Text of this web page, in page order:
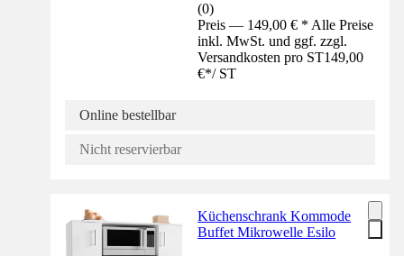
(0)
Preis — 149,00 € * Alle Preise
inkl. MwSt. und ggf. zzgl.
Versandkosten pro ST149,00
€*/ ST
Online bestellbar
Nicht reservierbar
Küchenschrank Kommode
Buffet Mikrowelle Esilo